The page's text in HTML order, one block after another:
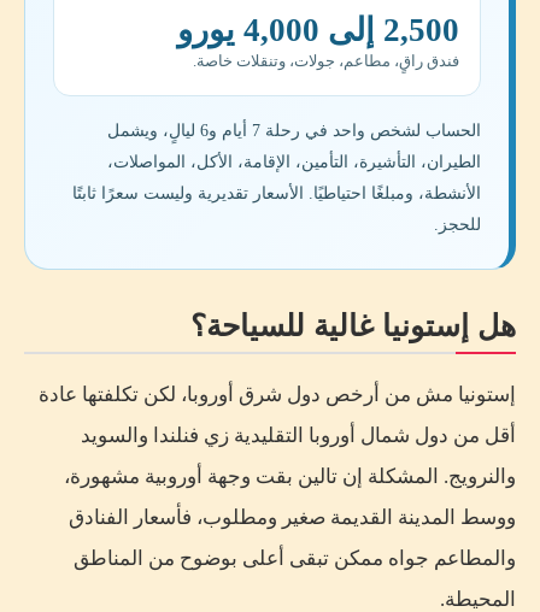
2,500 إلى 4,000 يورو
فندق راقٍ، مطاعم، جولات، وتنقلات خاصة.
الحساب لشخص واحد في رحلة 7 أيام و6 ليالٍ، ويشمل
الطيران، التأشيرة، التأمين، الإقامة، الأكل، المواصلات،
الأنشطة، ومبلغًا احتياطيًا. الأسعار تقديرية وليست سعرًا ثابتًا
للحجز.
هل إستونيا غالية للسياحة؟
إستونيا مش من أرخص دول شرق أوروبا، لكن تكلفتها عادة
أقل من دول شمال أوروبا التقليدية زي فنلندا والسويد
والنرويج. المشكلة إن تالين بقت وجهة أوروبية مشهورة،
ووسط المدينة القديمة صغير ومطلوب، فأسعار الفنادق
والمطاعم جواه ممكن تبقى أعلى بوضوح من المناطق
المحيطة.